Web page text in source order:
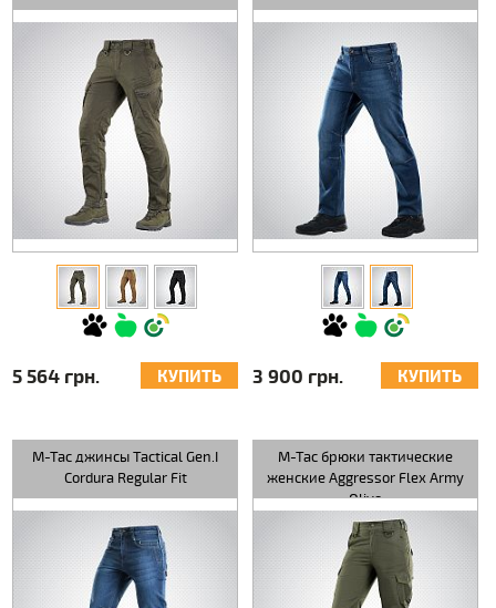
5 564 грн. КУПИТЬ 3 900 грн. КУПИТЬ
M-Tac джинсы Tactical Gen.I
Cordura Regular Fit
M-Tac брюки тактические
женские Aggressor Flex Army
Olive